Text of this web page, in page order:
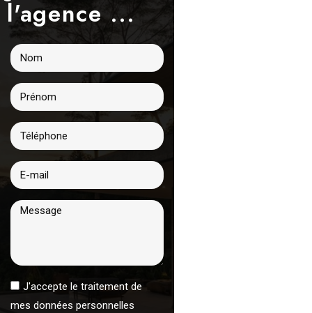
l'agence ...
J'accepte le traitement de
mes données personnelles